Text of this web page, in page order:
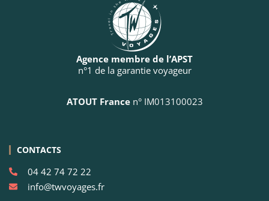
Agence membre de l’APST
n°1 de la garantie voyageur
ATOUT Francen° IM013100023
CONTACTS
04 42 74 72 22
info@twvoyages.fr